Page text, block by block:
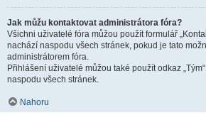
Jak můžu kontaktovat administrátora fóra?
Všichni uživatelé fóra můžou použít formulář
nachází naspodu všech stránek, pokud je tato
administrátorem fóra.
Přihlášení uživatelé můžou také použít odkaz
naspodu všech stránek.
Nahoru